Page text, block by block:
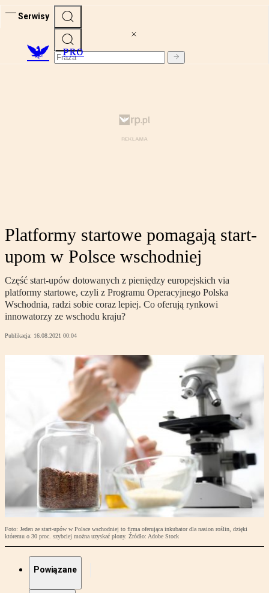
Serwisy
PRO
Platformy startowe pomagają start-
upom w Polsce wschodniej
Część start-upów dotowanych z pieniędzy europejskich via
platformy startowe, czyli z Programu Operacyjnego Polska
Wschodnia, radzi sobie coraz lepiej. Co oferują rynkowi
innowatorzy ze wschodu kraju?
Publikacja: 16.08.2021 00:04
Foto: Jeden ze start-upów w Polsce wschodniej to firma oferująca inkubator dla nasion roślin, dzięki
któremu o 30 proc. szybciej można uzyskać plony. Źródło: Adobe Stock
Powiązane